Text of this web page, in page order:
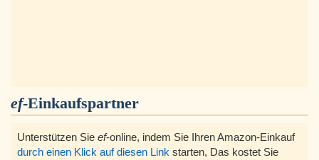
ef-Einkaufspartner
Unterstützen Sie ef-online, indem Sie Ihren Amazon-Einkauf
durch einen Klick auf diesen Link starten, Das kostet Sie